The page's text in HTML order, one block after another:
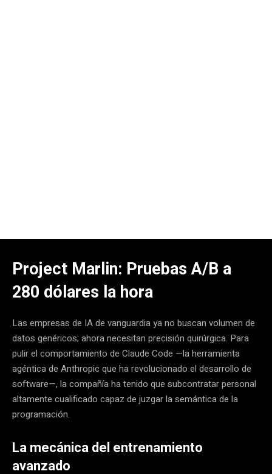
Project Marlin: Pruebas A/B a
280 dólares la hora
Las empresas de IA de vanguardia ya no buscan volumen de
datos genéricos; ahora necesitan precisión quirúrgica. Para
pulir el comportamiento de Claude Code —la herramienta
agéntica de Anthropic que ha revolucionado el desarrollo de
software—, la compañía ha tenido que subcontratar personal
altamente cualificado capaz de juzgar la semántica de la
programación.
La mecánica del entrenamiento
avanzado